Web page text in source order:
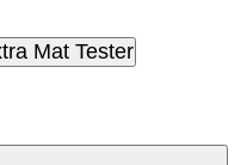
Mat Tester